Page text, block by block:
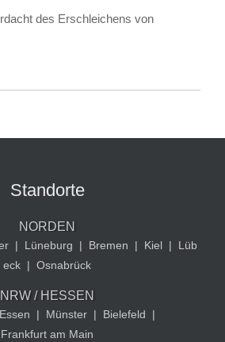
des Erschleichens von
Standorte
NORDEN
| Lüneburg | Bremen | Kiel |
Lüb
eck | Osnabrück
NRW / HESSEN
Essen | Münster | Bielefeld
|
Frankfurt am Main